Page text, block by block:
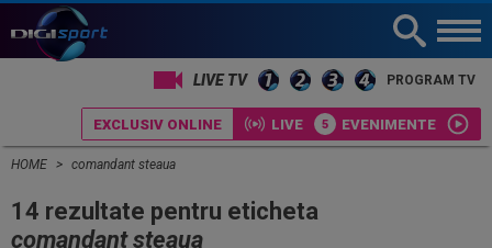
LIVE TV PROGRAM TV
EXCLUSIV ONLINE LIVE EVENIMENTE
HOME comandant steaua
14 rezultate pentru eticheta
comandant steaua